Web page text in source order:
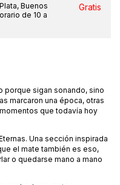
Buenos
de 10 a
Gratis
porque sigan sonando, sino
marcaron una época, otras
que todavía hoy
Una sección inspirada
el mate también es eso,
o quedarse mano a mano